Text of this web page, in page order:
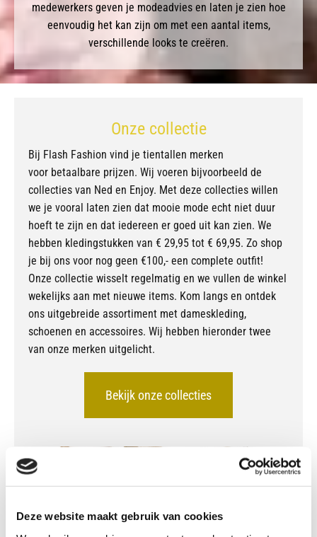
Deze website maakt gebruik van cookies
medewerkers geven je modeadvies en laten je zien hoe
eenvoudig het kan zijn om met een aantal items,
verschillende looks te creëren.
Onze collectie
Bij Flash Fashion vind je tientallen merken
voor betaalbare prijzen. Wij voeren bijvoorbeeld de
collecties van Ned en Enjoy. Met deze collecties willen
we je vooral laten zien dat mooie mode echt niet duur
hoeft te zijn en dat iedereen er goed uit kan zien. We
hebben kledingstukken van € 29,95 tot € 69,95. Zo shop
je bij ons voor nog geen €100,- een complete outfit!
Onze collectie wisselt regelmatig en we vullen de winkel
wekelijks aan met nieuwe items. Kom langs en ontdek
ons uitgebreide assortiment met dameskleding,
schoenen en accessoires. Wij hebben hieronder twee
van onze merken uitgelicht.
Bekijk onze collecties